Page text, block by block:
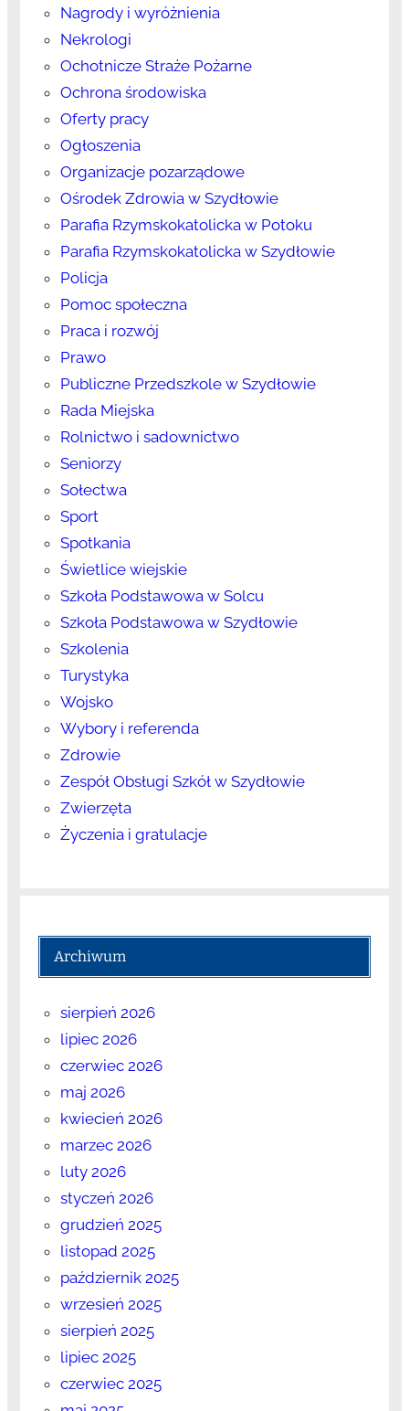
Nagrody i wyróżnienia
Nekrologi
Ochotnicze Straże Pożarne
Ochrona środowiska
Oferty pracy
Ogłoszenia
Organizacje pozarządowe
Ośrodek Zdrowia w Szydłowie
Parafia Rzymskokatolicka w Potoku
Parafia Rzymskokatolicka w Szydłowie
Policja
Pomoc społeczna
Praca i rozwój
Prawo
Publiczne Przedszkole w Szydłowie
Rada Miejska
Rolnictwo i sadownictwo
Seniorzy
Sołectwa
Sport
Spotkania
Świetlice wiejskie
Szkoła Podstawowa w Solcu
Szkoła Podstawowa w Szydłowie
Szkolenia
Turystyka
Wojsko
Wybory i referenda
Zdrowie
Zespół Obsługi Szkół w Szydłowie
Zwierzęta
Życzenia i gratulacje
Archiwum
sierpień 2026
lipiec 2026
czerwiec 2026
maj 2026
kwiecień 2026
marzec 2026
luty 2026
styczeń 2026
grudzień 2025
listopad 2025
październik 2025
wrzesień 2025
sierpień 2025
lipiec 2025
czerwiec 2025